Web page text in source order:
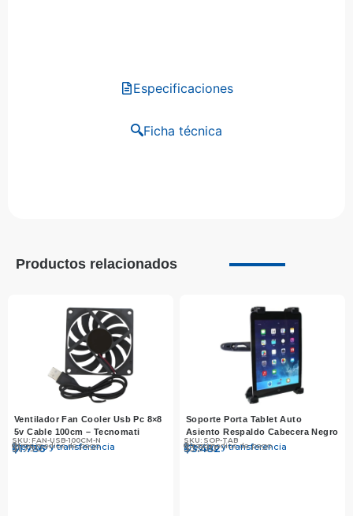
Especificaciones
Ficha técnica
Productos relacionados
Ventilador Fan Cooler Usb Pc 8×8
5v Cable 100cm – Tecnomati
SKU: FAN-USB-100CM-N
$1.736
Efectivo y transferencia
$1.790
Otros medios de pago
Soporte Porta Tablet Auto
Asiento Respaldo Cabecera Negro
SKU: SOP-TAB
$3.482
Efectivo y transferencia
$3.590
Otros medios de pago